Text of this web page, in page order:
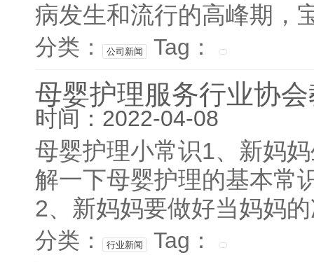
病发生和流行的高峰期，
分类： 公司新闻 Tag：
母婴护理服务行业协
时间：2022-04-08
母婴护理小常识1、新妈
解一下母婴护理的基本常
2、新妈妈要做好当妈妈
分类： 行业新闻 Tag：